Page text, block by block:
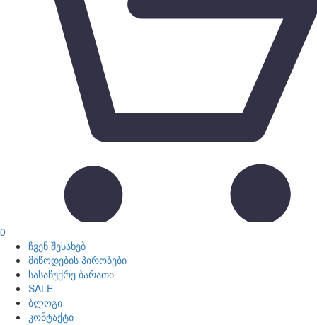
0
ჩვენ შესახებ
მიწოდების პირობები
სასაჩუქრე ბარათი
SALE
ბლოგი
კონტაქტი